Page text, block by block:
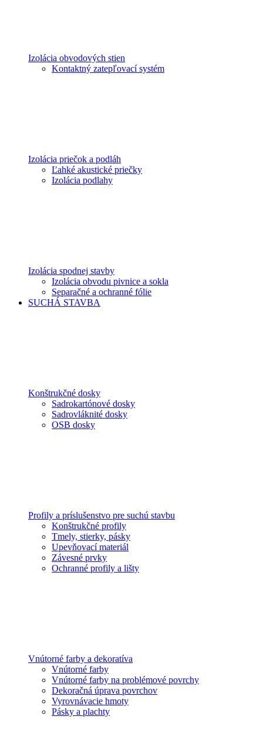
Izolácia obvodových stien
Kontaktný zatepľovací systém
Izolácia priečok a podláh
Ľahké akustické priečky
Izolácia podlahy
Izolácia spodnej stavby
Izolácia obvodu pivnice a sokla
Separačné a ochranné fólie
SUCHÁ STAVBA
Konštrukčné dosky
Sadrokartónové dosky
Sadrovláknité dosky
OSB dosky
Profily a príslušenstvo pre suchú stavbu
Konštrukčné profily
Tmely, stierky, pásky
Upevňovací materiál
Závesné prvky
Ochranné profily a lišty
Vnútorné farby a dekoratíva
Vnútorné farby
Vnútorné farby na problémové povrchy
Dekoračná úprava povrchov
Vyrovnávacie hmoty
Pásky a plachty